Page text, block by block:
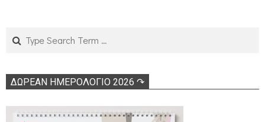
ΔΩΡΕΑΝ ΗΜΕΡΟΛΟΓΙΟ 2026 ↷